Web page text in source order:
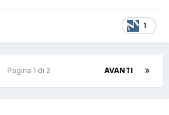
1
AVANTI
Pagina 1 di 2